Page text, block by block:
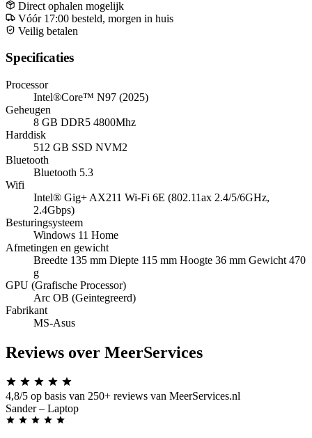
Direct ophalen mogelijk
Vóór 17:00 besteld, morgen in huis
Veilig betalen
Specificaties
Processor
Intel®Core™ N97 (2025)
Geheugen
8 GB DDR5 4800Mhz
Harddisk
512 GB SSD NVM2
Bluetooth
Bluetooth 5.3
Wifi
Intel® Gig+ AX211 Wi-Fi 6E (802.11ax 2.4/5/6GHz,
2.4Gbps)
Besturingsysteem
Windows 11 Home
Afmetingen en gewicht
Breedte 135 mm Diepte 115 mm Hoogte 36 mm Gewicht 470
g
GPU (Grafische Processor)
Arc OB (Geintegreerd)
Fabrikant
MS-Asus
Reviews over MeerServices
4,8/5 op basis van 250+ reviews van MeerServices.nl
Sander – Laptop